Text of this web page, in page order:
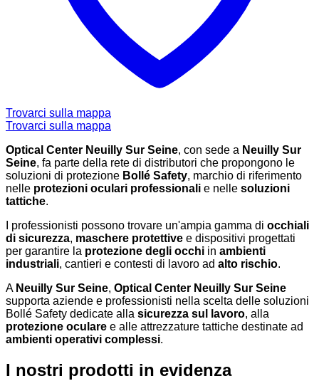
Trovarci sulla mappa
Trovarci sulla mappa
Optical Center Neuilly Sur Seine, con sede a Neuilly Sur
Seine, fa parte della rete di distributori che propongono le
soluzioni di protezione Bollé Safety, marchio di riferimento
nelle protezioni oculari professionali e nelle soluzioni
tattiche.
I professionisti possono trovare un'ampia gamma di occhiali
di sicurezza, maschere protettive e dispositivi progettati
per garantire la protezione degli occhi in ambienti
industriali, cantieri e contesti di lavoro ad alto rischio.
A Neuilly Sur Seine, Optical Center Neuilly Sur Seine
supporta aziende e professionisti nella scelta delle soluzioni
Bollé Safety dedicate alla sicurezza sul lavoro, alla
protezione oculare e alle attrezzature tattiche destinate ad
ambienti operativi complessi.
I nostri prodotti in evidenza